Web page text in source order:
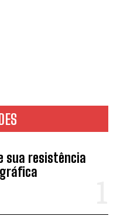
sua resistência